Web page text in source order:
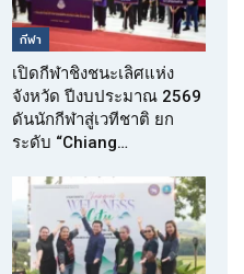
กีฬา
เปิดกีฬาชิงชนะเลิศแห่ง
จังหวัด ปีงบประมาณ 2569
ดันนักกีฬาสู่เวทีชาติ ยก
ระดับ “Chiang…